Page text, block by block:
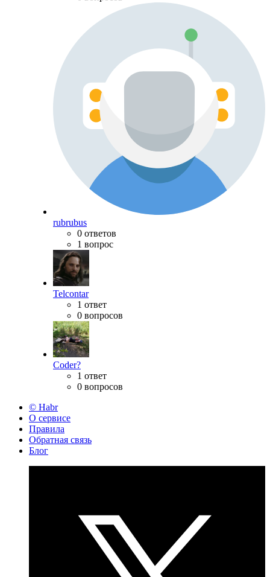
rubrubus
0 ответов
1 вопрос
Telcontar
1 ответ
0 вопросов
Coder?
1 ответ
0 вопросов
© Habr
О сервисе
Правила
Обратная связь
Блог